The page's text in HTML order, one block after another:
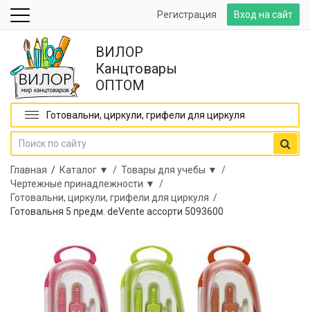
Вход на сайт
Регистрация
ВИЛОР
Канцтовары
ОПТОМ
Готовальни, циркули, грифели для циркуля
Главная / Каталог ▼ / Товары для учебы ▼ /
Чертежные принадлежности ▼ /
Готовальни, циркули, грифели для циркуля /
Готовальня 5 предм. deVente ассорти 5093600